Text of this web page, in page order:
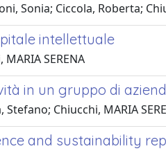
Sonia; Ciccola, Roberta;
intellettuale
SERENA
in un gruppo di
Stefano; Chiucchi, MARIA
and sustainability